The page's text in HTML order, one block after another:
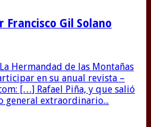
Francisco Gil Solano
La Hermandad de las Montañas
en su anual revista –
[…] Rafael Piña, y que salió
general extraordinario...